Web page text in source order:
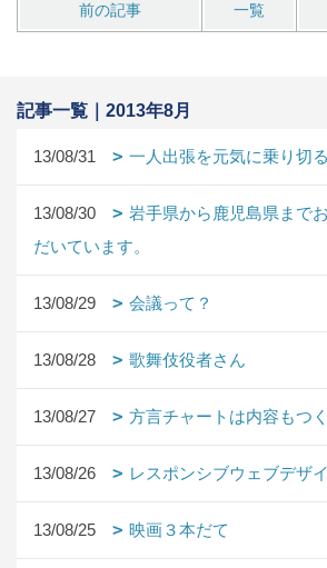
前の記事 一覧
記事一覧｜2013年8月
13/08/31 一人出張を元気に乗り切
13/08/30
岩手県から鹿児島県まで
だいています。
13/08/29 会議って？
13/08/28 歌舞伎役者さん
13/08/27 方言チャートは内容もつ
13/08/26 レスポンシブウェブデザ
13/08/25 映画３本だて